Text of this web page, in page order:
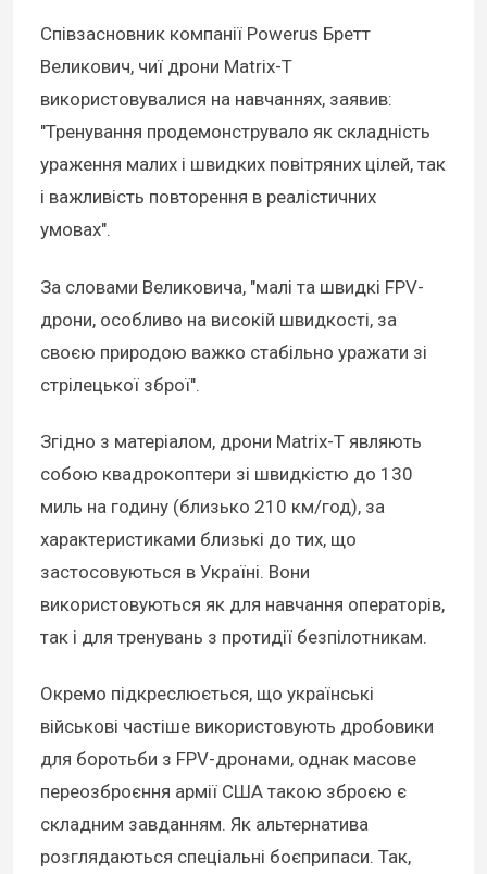
Співзасновник компанії Powerus Бретт
Великович, чиї дрони Matrix-T
використовувалися на навчаннях, заявив:
"Тренування продемонструвало як складність
ураження малих і швидких повітряних цілей, так
і важливість повторення в реалістичних
умовах".
За словами Великовича, "малі та швидкі FPV-
дрони, особливо на високій швидкості, за
своєю природою важко стабільно уражати зі
стрілецької зброї".
Згідно з матеріалом, дрони Matrix-T являють
собою квадрокоптери зі швидкістю до 130
миль на годину (близько 210 км/год), за
характеристиками близькі до тих, що
застосовуються в Україні. Вони
використовуються як для навчання операторів,
так і для тренувань з протидії безпілотникам.
Окремо підкреслюється, що українські
військові частіше використовують дробовики
для боротьби з FPV-дронами, однак масове
переозброєння армії США такою зброєю є
складним завданням. Як альтернатива
розглядаються спеціальні боєприпаси. Так,